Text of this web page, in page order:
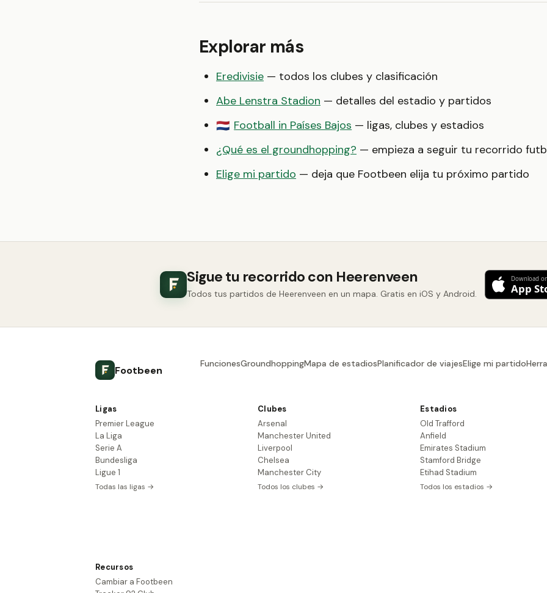
Explorar más
Eredivisie — todos los clubes y clasificación
Abe Lenstra Stadion — detalles del estadio y partidos
🇳🇱 Football in Países Bajos — ligas, clubes y estadios
¿Qué es el groundhopping? — empieza a seguir tu recorrido
Elige mi partido — deja que Footbeen elija tu próximo partido
Sigue tu recorrido con Heerenveen
Todos tus partidos de Heerenveen en un mapa. Gratis en iOS y Android.
Footbeen
FuncionesGroundhoppingMapa de estadiosPlanificador de viajesElige mi partido
Ligas
Premier League
La Liga
Serie A
Bundesliga
Ligue 1
Todas las ligas →
Clubes
Arsenal
Manchester United
Liverpool
Chelsea
Manchester City
Todos los clubes →
Estadios
Old Trafford
Anfield
Emirates Stadium
Stamford Bridge
Etihad Stadium
Todos los estadios →
Recursos
Cambiar a Footbeen